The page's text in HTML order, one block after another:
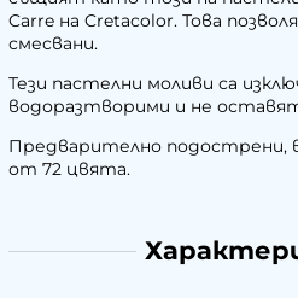
Carre на Cretacolor. Това
смесвани.
Тези пастелни моливи са
водоразтворими и не
Предварително подострени,
от 72 цвята.